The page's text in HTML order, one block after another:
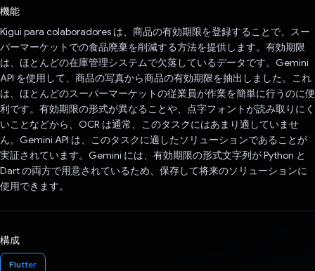
機能
Kigui para colaboradores は、商品の有効期限を登録することで、スー
パーマーケットでの食品廃棄を削減する方法を提供します。有効期限
は、ほとんどの在庫管理システムで欠落しているデータです。Gemini
API を使用して、商品の写真から商品の有効期限を抽出しました。これ
は、ほとんどのスーパーマーケットの従業員が作業を簡単に行うのに便
利です。有効期限の形式が異なることや、点字フォントが読み取りにく
いことなどから、OCR は通常、このタスクにはあまり適していませ
ん。Gemini API は、このタスクに適したソリューションであることが
実証されています。Gemini には、有効期限の形式文字列が Python と
Dart の両方で用意されているため、保存して将来のソリューションに
使用できます。
構成
Flutter